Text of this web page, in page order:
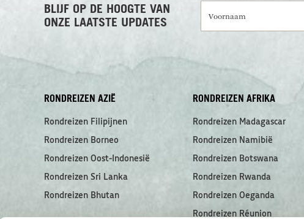
BLIJF OP DE HOOGTE VAN
ONZE LAATSTE UPDATES
RONDREIZEN AZIË
Rondreizen Filipijnen
Rondreizen Borneo
Rondreizen Oost-Indonesië
Rondreizen Sri Lanka
Rondreizen Bhutan
RONDREIZEN AFRIKA
Rondreizen Madagascar
Rondreizen Namibië
Rondreizen Botswana
Rondreizen Rwanda
Rondreizen Oeganda
Rondreizen Réunion